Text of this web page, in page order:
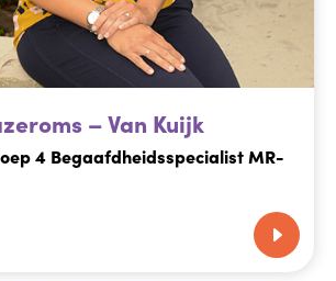
– Van Kuijk
4 Begaafdheidsspecialist MR-